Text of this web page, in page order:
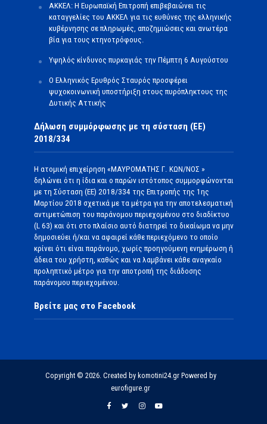
ΑΚΚΕΛ: Η Ευρωπαϊκή Επιτροπή επιβεβαιώνει τις
καταγγελίες του ΑΚΚΕΛ για τις ευθύνες της ελληνικής
κυβέρνησης σε πληρωμές, αποζημιώσεις και ανωτέρα
βία για τους κτηνοτρόφους.
Υψηλός κίνδυνος πυρκαγιάς την Πέμπτη 6 Αυγούστου
Ο Ελληνικός Ερυθρός Σταυρός προσφέρει
ψυχοκοινωνική υποστήριξη στους πυρόπληκτους της
Δυτικής Αττικής
Δήλωση συμμόρφωσης με τη σύσταση (ΕΕ)
2018/334
Η ατομική επιχείρηση «ΜΑΥΡΟΜΑΤΗΣ Γ. ΚΩΝ/ΝΟΣ »
δηλώνει ότι η ίδια και ο παρών ιστότοπος συμμορφώνονται
με τη Σύσταση (ΕΕ) 2018/334 της Επιτροπής της 1ης
Μαρτίου 2018 σχετικά με τα μέτρα για την αποτελεσματική
αντιμετώπιση του παράνομου περιεχομένου στο διαδίκτυο
(L 63) και ότι στο πλαίσιο αυτό διατηρεί το δικαίωμα να μην
δημοσιεύει ή/και να αφαιρεί κάθε περιεχόμενο το οποίο
κρίνει ότι είναι παράνομο, χωρίς προηγούμενη ενημέρωση ή
άδεια του χρήστη, καθώς και να λαμβάνει κάθε αναγκαίο
προληπτικό μέτρο για την αποτροπή της διάδοσης
παράνομου περιεχομένου.
Βρείτε μας στο Facebook
Copyright © 2026. Created by komotini24.gr Powered by
eurofigure.gr